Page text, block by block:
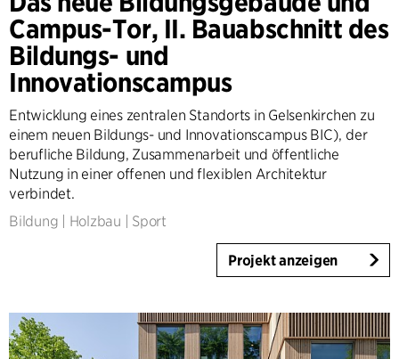
Andere
Campus-Tor, II. Bauabschnitt des
Bildungs- und
Innovationscampus
Entwicklung eines zentralen Standorts in Gelsenkirchen zu
einem neuen Bildungs- und Innovationscampus BIC), der
berufliche Bildung, Zusammenarbeit und öffentliche
Nutzung in einer offenen und flexiblen Architektur
verbindet.
Bildung
Holzbau Sport
Projekt anzeigen